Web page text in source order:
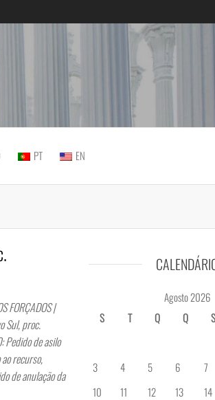
portuguesa
PT EN
FORÇADOS |
Sul, proc.
de asilo
recurso,
de anulação da
Agosto 2026
S
T Q Q S
3
4 5 6 7
10
11 12 13 14